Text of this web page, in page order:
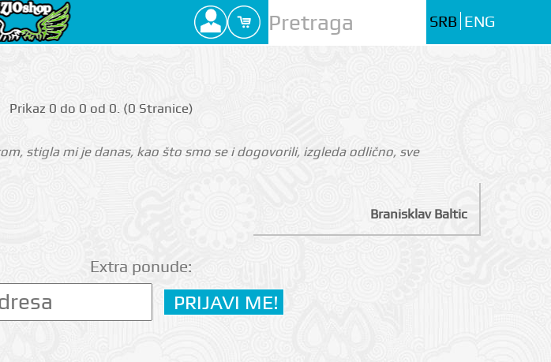
SRB ENG
Prikаz 0 do 0 оd 0. (0 Strаnicе)
stigla mi je danas, kao što smo se i dogovorili, izgleda odlično, sve
Branisklav Baltic
Extra ponude: